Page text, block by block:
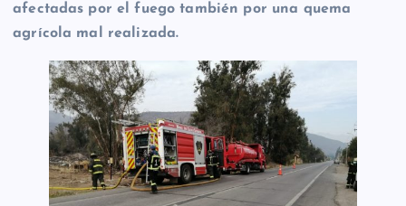
afectadas por el fuego también por una quema
agrícola mal realizada.